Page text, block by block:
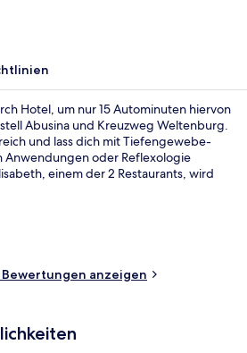
Hotel, um nur 15 Autominuten hiervon
Abusina und Kreuzweg Weltenburg.
und lass dich mit Tiefengewebe-
Anwendungen oder Reflexologie
einem der 2 Restaurants, wird
ein Außenpool und eine Poolbar.
anzeigen